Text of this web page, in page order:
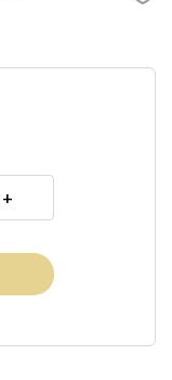
+